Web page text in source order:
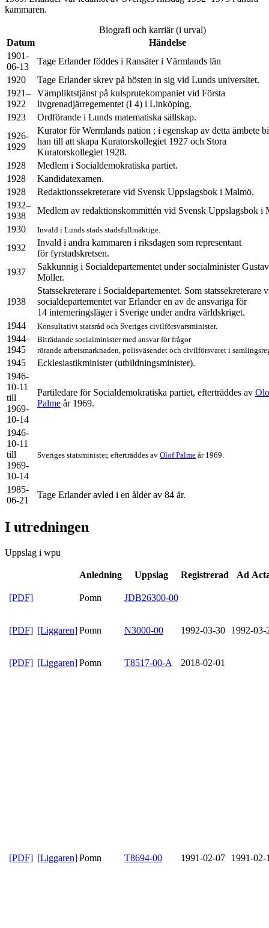
kammaren.
Biografi och karriär (i urval)
Datum
Händelse
1901-
06-13
Tage Erlander föddes i Ransäter i Värmlands län
1920
Tage Erlander skrev på hösten in sig vid Lunds universitet.
1921–
1922
Värnpliktstjänst på kulsprutekompaniet vid Första
livgrenadjärregementet (I 4) i Linköping.
1923
Ordförande i Lunds matematiska sällskap.
1926-
1929
Kurator för Wermlands nation ; i egenskap av detta ämbete
han till att skapa Kuratorskollegiet 1927 och Stora
Kuratorskollegiet 1928.
1928
Medlem i Socialdemokratiska partiet.
1928
Kandidatexamen.
1928
Redaktionssekreterare vid Svensk Uppslagsbok i Malmö.
1932–
1938
Medlem av redaktionskommittén vid Svensk Uppslagsbok i
1930
Invald i Lunds stads stadsfullmäktige.
1932
Invald i andra kammaren i riksdagen som representant
för fyrstadskretsen.
1937
Sakkunnig i Socialdepartementet under socialminister Gustav
Möller.
1938
Statssekreterare i Socialdepartementet. Som statssekreterare
socialdepartementet var Erlander en av de ansvariga för
14 interneringsläger i Sverige under andra världskriget.
1944
Konsultativt statsråd och Sveriges civilförsvarsminister.
1944–
1945
Biträdande socialminister med ansvar för frågor
rörande arbetsmarknaden, polisväsendet och civilförsvaret i
1945
Ecklesiastikminister (utbildningsminister).
1946-
10-11
till
1969-
10-14
Partiledare för Socialdemokratiska partiet, efterträddes av
Palme år 1969.
1946-
10-11
till
1969-
10-14
Sveriges statsminister, efterträddes av Olof Palme år 1969.
1985-
06-21
Tage Erlander avled i en ålder av 84 år.
I utredningen
Uppslag i wpu
Anledning Uppslag Registrerad Ad
[PDF] Pomn JDB26300-00
[PDF] [Liggaren]Pomn N3000-00 1992-03-30 1992-03-
[PDF] [Liggaren]Pomn T8517-00-A 2018-02-01
[PDF] [Liggaren]Pomn T8694-00 1991-02-07 1991-02-